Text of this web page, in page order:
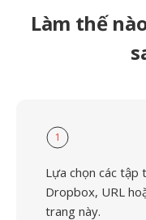
Làm thế
1
Lựa chọn các tập
Dropbox, URL
trang này.